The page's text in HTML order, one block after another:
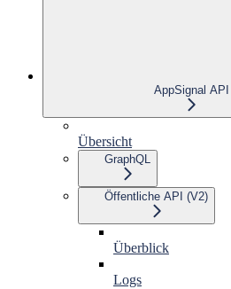
AppSignal API
Übersicht
GraphQL
Öffentliche API (V2)
Überblick
Logs